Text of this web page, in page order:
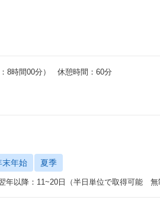
8時間00分） 休憩時間：60分
末年始 夏季
年以降：11~20日（半日単位で取得可能 無